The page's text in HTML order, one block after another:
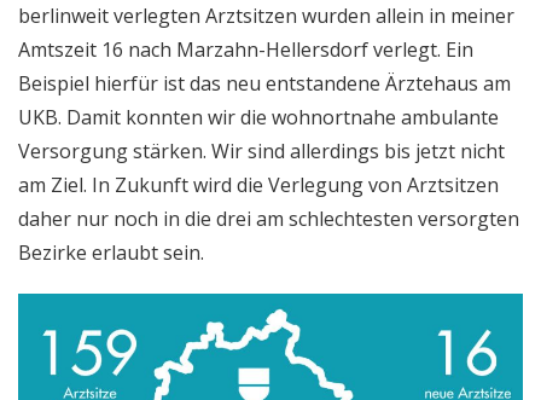
berlinweit verlegten Arztsitzen wurden allein in meiner
Amtszeit 16 nach Marzahn-Hellersdorf verlegt. Ein
Beispiel hierfür ist das neu entstandene Ärztehaus am
UKB. Damit konnten wir die wohnortnahe ambulante
Versorgung stärken. Wir sind allerdings bis jetzt nicht
am Ziel. In Zukunft wird die Verlegung von Arztsitzen
daher nur noch in die drei am schlechtesten versorgten
Bezirke erlaubt sein.